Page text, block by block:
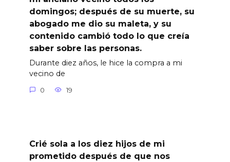
domingos; después de su muerte, su
abogado me dio su maleta, y su
contenido cambió todo lo que creía
saber sobre las personas.
Durante diez años, le hice la compra a mi
vecino de
0 19
Crié sola a los diez hijos de mi
prometido después de que nos